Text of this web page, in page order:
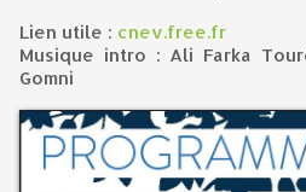
Lien utile : cnev.free.fr
Musique intro : Ali Farka
Gomni